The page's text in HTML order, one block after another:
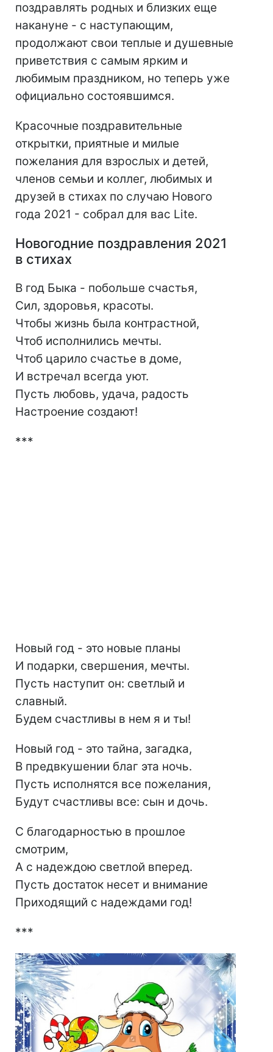
поздравлять родных и близких еще
накануне - с наступающим,
продолжают свои теплые и душевные
приветствия с самым ярким и
любимым праздником, но теперь уже
официально состоявшимся.
Красочные поздравительные
открытки, приятные и милые
пожелания для взрослых и детей,
членов семьи и коллег, любимых и
друзей в стихах по случаю Нового
года 2021 - собрал для вас Lite.
Новогодние поздравления 2021
в стихах
В год Быка - побольше счастья,
Сил, здоровья, красоты.
Чтобы жизнь была контрастной,
Чтоб исполнились мечты.
Чтоб царило счастье в доме,
И встречал всегда уют.
Пусть любовь, удача, радость
Настроение создают!
***
Новый год - это новые планы
И подарки, свершения, мечты.
Пусть наступит он: светлый и
славный.
Будем счастливы в нем я и ты!
Новый год - это тайна, загадка,
В предвкушении благ эта ночь.
Пусть исполнятся все пожелания,
Будут счастливы все: сын и дочь.
С благодарностью в прошлое
смотрим,
А с надеждою светлой вперед.
Пусть достаток несет и внимание
Приходящий с надеждами год!
***